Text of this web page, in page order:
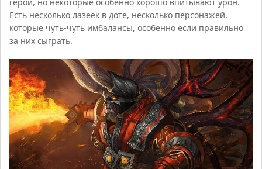
Есть несколько лазеек в доте, несколько персонажей,
которые чуть-чуть имбалансы, особенно если правильно
за них сыграть.